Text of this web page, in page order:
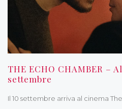
THE ECHO CHAMBER –
settembre
Il 10 settembre arriva al cinema